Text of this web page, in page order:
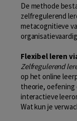
De methode
zelfregulerend
metacognitieve
Flexibel leren
Zelfregulerend
op het online
theorie, oefening
interactieve
Wat kun je